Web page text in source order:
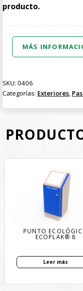
producto.
MÁS
SKU: 0406
Categorías: Exteriores,
PUNTO
ECOPLAK® 8
Leer más